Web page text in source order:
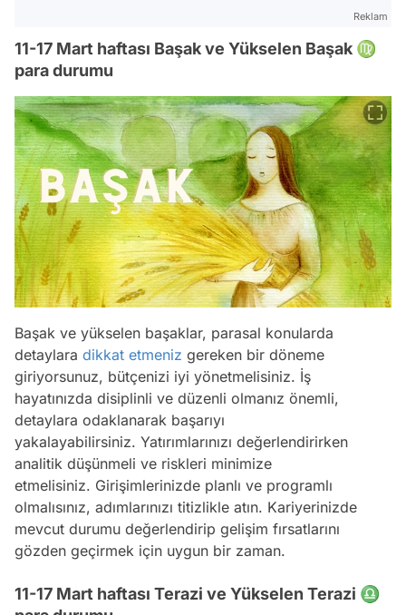
Reklam
11-17 Mart haftası Başak ve Yükselen Başak ♍
para durumu
Başak ve yükselen başaklar, parasal konularda
detaylara dikkat etmeniz gereken bir döneme
giriyorsunuz, bütçenizi iyi yönetmelisiniz. İş
hayatınızda disiplinli ve düzenli olmanız önemli,
detaylara odaklanarak başarıyı
yakalayabilirsiniz. Yatırımlarınızı değerlendirirken
analitik düşünmeli ve riskleri minimize
etmelisiniz. Girişimlerinizde planlı ve programlı
olmalısınız, adımlarınızı titizlikle atın. Kariyerinizde
mevcut durumu değerlendirip gelişim fırsatlarını
gözden geçirmek için uygun bir zaman.
11-17 Mart haftası Terazi ve Yükselen Terazi ♎